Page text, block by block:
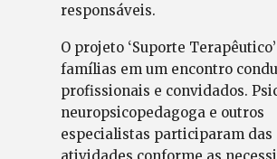
responsáveis.
O projeto ‘Suporte
famílias em um encontro
profissionais e convidados.
neuropsicopedagoga e outros
especialistas participaram das